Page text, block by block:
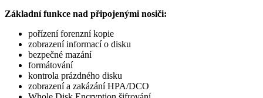
Základní funkce nad připojenými nosiči:
pořízení forenzní kopie
zobrazení informací o disku
bezpečné mazání
formátování
kontrola prázdného disku
zobrazení a zakázání HPA/DCO